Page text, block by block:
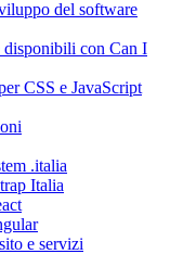
del software
disponibili con Can I
CSS e JavaScript
.italia
Italia
e servizi